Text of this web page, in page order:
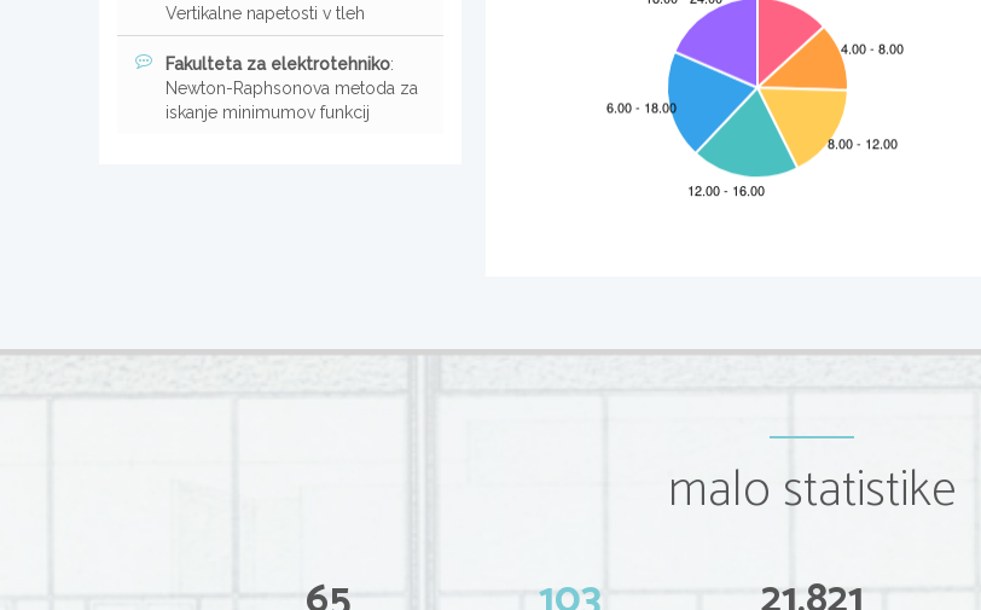
Vertikalne napetosti v tleh
Fakulteta za elektrotehniko:
Newton-Raphsonova metoda za
iskanje minimumov funkcij
malo statistike